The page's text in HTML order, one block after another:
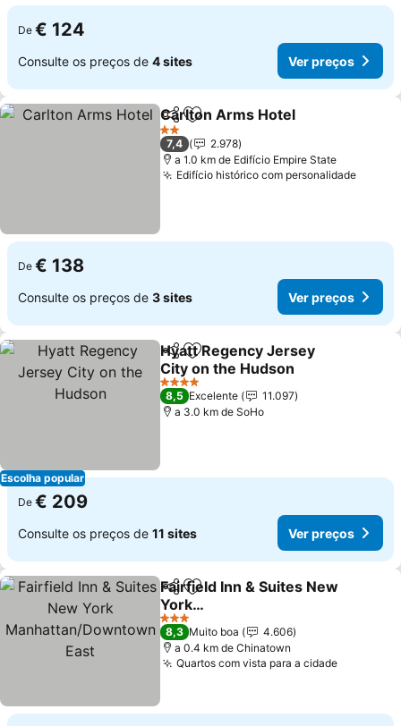
De € 124
Consulte os preços de 4 sites Ver preços
PartilharAdicionar aos favoritos
Carlton Arms Hotel
2 Estrelas
7,4
2.978
a 1.0 km de Edifício Empire State
Edifício histórico com personalidade
De € 138
Consulte os preços de 3 sites Ver preços
Escolha popular
PartilharAdicionar aos favoritos
Hyatt Regency Jersey
City on the Hudson
4 Estrelas
8,5 Excelente
11.097
a 3.0 km de SoHo
De € 209
Consulte os preços de 11 sites Ver preços
PartilharAdicionar aos favoritos
Fairfield Inn & Suites New
York
Manhattan/Downtown
East
3 Estrelas
8,3 Muito boa
4.606
a 0.4 km de Chinatown
Quartos com vista para a cidade